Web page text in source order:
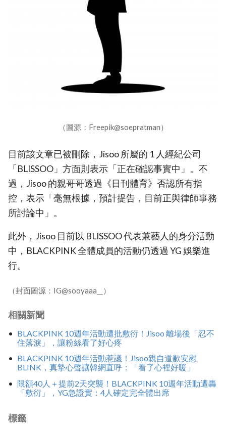
（圖源：Freepik@soepratman）
目前該文章已被刪除，Jisoo 所屬的 1 人經紀公司
「BLISSOO」方面則表示「正在確認事實中」。不
過，Jisoo 的親哥哥透過《日刊體育》否認所有指
控，表示「毫無根據，預計提告，目前正與律師事務
所討論中」。
此外，Jisoo 目前以 BLISSOO 代表兼藝人的身分活動
中，BLACKPINK 全體成員的活動仍透過 YG 娛樂進
行。
（封面圖源：IG@sooyaaa__）
相關新聞
BLACKPINK 10週年活動遭批敷衍！Jisoo 離場後「忍不
住落淚」，讓粉絲看了好心疼
BLACKPINK 10週年活動惹議！Jisoo親自道歉安慰
BLINK，真摯心聲讓韓網直呼：「看了心裡好暖」
限額40人＋提前2天突襲！BLACKPINK 10週年活動遭轟
「敷衍」，YG急證實：4人確定完全體出席
標籤